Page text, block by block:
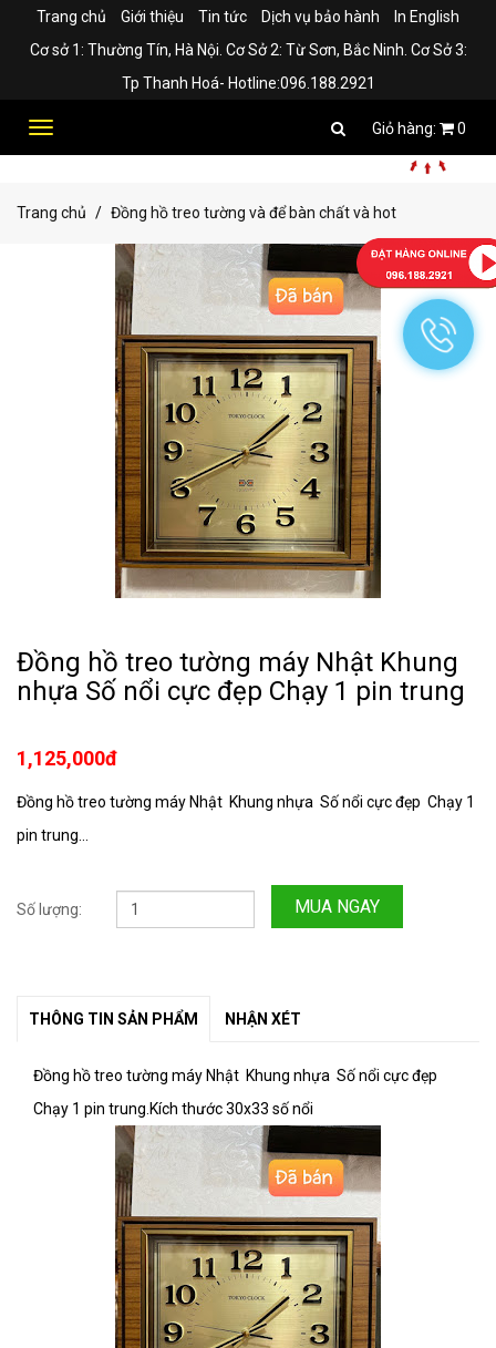
Trang chủ Giới thiệu Tin tức Dịch vụ bảo hành
In English
Cơ sở 1: Thường Tín, Hà Nội. Cơ Sở 2: Từ Sơn, Bắc Ninh. Cơ Sở 3:
Tp Thanh Hoá- Hotline:096.188.2921
Toggle
0
Trang chủ Đồng hồ treo tường và để bàn chất và hot
Đồng hồ treo tường máy Nhật Khung
nhựa Số nổi cực đẹp Chạy 1 pin trung
1,125,000đ
Đồng hồ treo tường máy Nhật Khung nhựa Số nổi cực đẹp Chạy 1
pin trung...
Số lượng: MUA NGAY
THÔNG TIN SẢN PHẨM NHẬN XÉT
Đồng hồ treo tường máy Nhật Khung nhựa Số nổi cực đẹp
Chạy 1 pin trung.Kích thước 30x33 số nổi